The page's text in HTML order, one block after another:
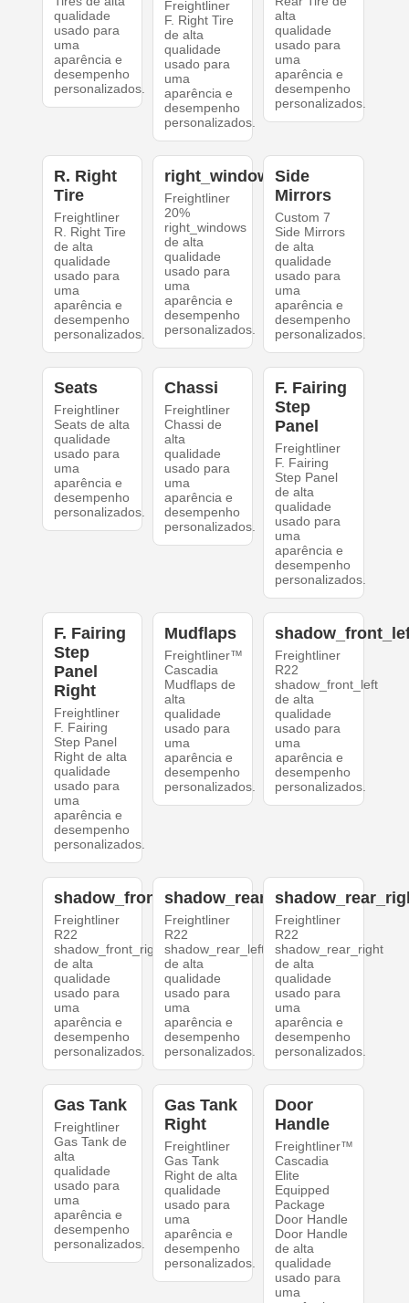
qualidade
usado para
uma
aparência e
desempenho
personalizados.
Freightliner
F. Right Tire
de alta
qualidade
usado para
uma
aparência e
desempenho
personalizados.
alta
qualidade
usado para
uma
aparência e
desempenho
personalizados.
R. Right
Tire
Freightliner
R. Right Tire
de alta
qualidade
usado para
uma
aparência e
desempenho
personalizados.
right_windows
Freightliner
20%
right_windows
de alta
qualidade
usado para
uma
aparência e
desempenho
personalizados.
Side
Mirrors
Custom 7
Side Mirrors
de alta
qualidade
usado para
uma
aparência e
desempenho
personalizados.
Seats
Freightliner
Seats de alta
qualidade
usado para
uma
aparência e
desempenho
personalizados.
Chassi
Freightliner
Chassi de
alta
qualidade
usado para
uma
aparência e
desempenho
personalizados.
F. Fairing
Step
Panel
Freightliner
F. Fairing
Step Panel
de alta
qualidade
usado para
uma
aparência e
desempenho
personalizados.
F. Fairing
Step
Panel
Right
Freightliner
F. Fairing
Step Panel
Right de alta
qualidade
usado para
uma
aparência e
desempenho
personalizados.
Mudflaps
Freightliner™
Cascadia
Mudflaps de
alta
qualidade
usado para
uma
aparência e
desempenho
personalizados.
Freightliner
R22
shadow_front_left
de alta
qualidade
usado para
uma
aparência e
desempenho
personalizados.
shadow_front_right
Freightliner
R22
shadow_front_right
de alta
qualidade
usado para
uma
aparência e
desempenho
personalizados.
shadow_rear_left
Freightliner
R22
shadow_rear_left
de alta
qualidade
usado para
uma
aparência e
desempenho
personalizados.
Freightliner
R22
shadow_rear_right
de alta
qualidade
usado para
uma
aparência e
desempenho
personalizados.
Gas Tank
Freightliner
Gas Tank de
alta
qualidade
usado para
uma
aparência e
desempenho
personalizados.
Gas Tank
Right
Freightliner
Gas Tank
Right de alta
qualidade
usado para
uma
aparência e
desempenho
personalizados.
Door
Handle
Freightliner™
Cascadia
Elite
Equipped
Package
Door Handle
Door Handle
de alta
qualidade
usado para
uma